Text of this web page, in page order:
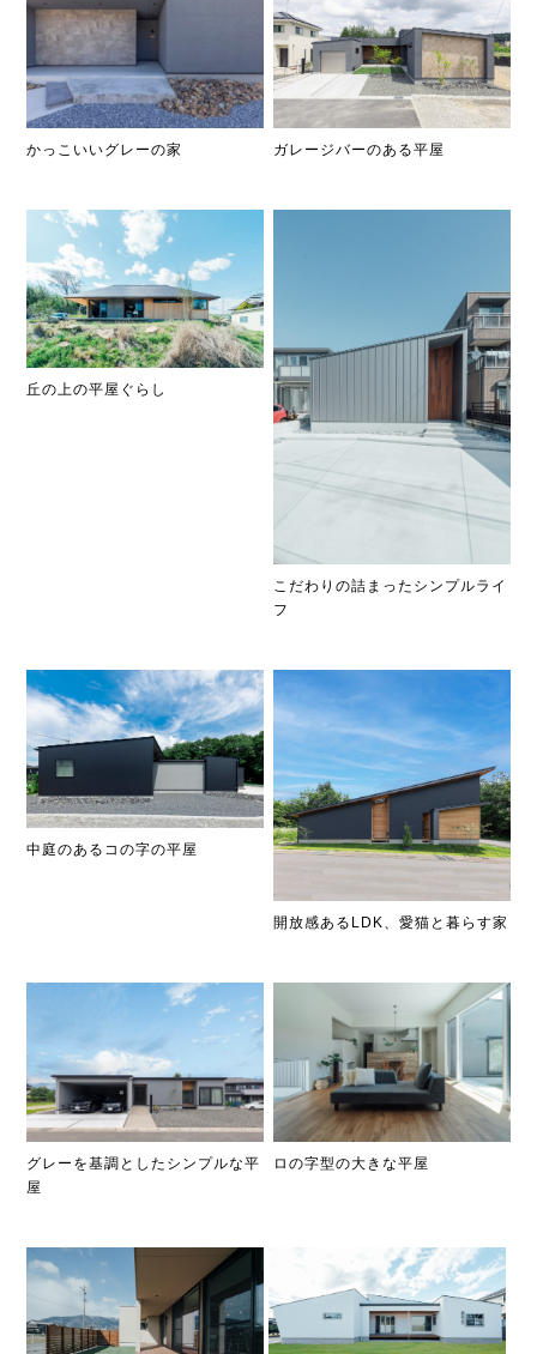
かっこいいグレーの家 ガレージバーのある平屋
丘の上の平屋ぐらし
こだわりの詰まったシンプルライ
フ
中庭のあるコの字の平屋
開放感あるLDK、愛猫と暮らす家
グレーを基調としたシンプルな平
屋
ロの字型の大きな平屋